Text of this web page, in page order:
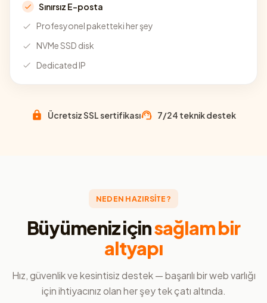
Sınırsız E-posta
Profesyonel paketteki her şey
NVMe SSD disk
Dedicated IP
Ücretsiz SSL sertifikası 7/24 teknik destek
NEDEN HAZIRSİTE?
Büyümeniz içinsağlam bir
altyapı
Hız, güvenlik ve kesintisiz destek — başarılı bir web varlığı
için ihtiyacınız olan her şey tek çatı altında.